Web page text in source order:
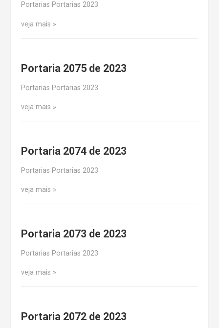
Portarias Portarias 2023
veja mais
Portaria 2075 de 2023
Portarias Portarias 2023
veja mais
Portaria 2074 de 2023
Portarias Portarias 2023
veja mais
Portaria 2073 de 2023
Portarias Portarias 2023
veja mais
Portaria 2072 de 2023